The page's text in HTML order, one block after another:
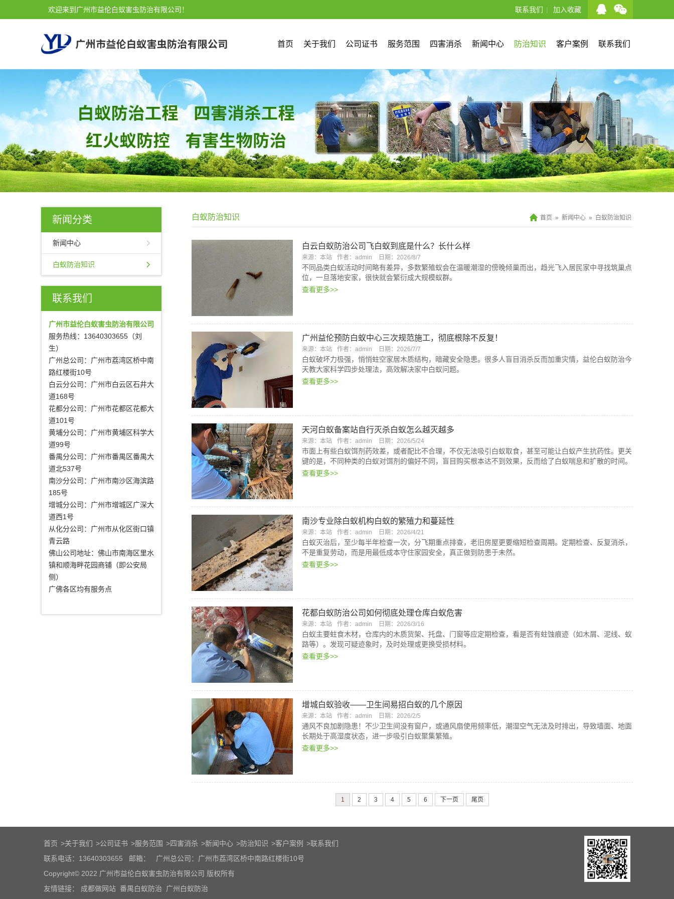
欢迎来到广州市益伦白蚁害虫防治有限公司！ 联系我们 | 加入收藏
首页 关于我们 公司证书 服务范围 四害消杀 新闻中心 防治知识 客户案例 联系我们
新闻分类
新闻中心
白蚁防治知识
联系我们
广州市益伦白蚁害虫防治有限公司
服务热线：13640303655（刘
生）
广州总公司：广州市荔湾区桥中南
路红楼街10号
白云分公司：广州市白云区石井大
道168号
花都分公司：广州市花都区花都大
道101号
黄埔分公司：广州市黄埔区科学大
道99号
番禺分公司：广州市番禺区番禺大
道北537号
南沙分公司：广州市南沙区海滨路
185号
增城分公司：广州市增城区广深大
道西1号
从化分公司：广州市从化区街口镇
青云路
佛山公司地址：佛山市南海区里水
镇和顺海畔花园商铺（即公安局
侧）
广佛各区均有服务点
白蚁防治知识 首页 » 新闻中心 » 白蚁防治知识
白云白蚁防治公司飞白蚁到底是什么？长什么样
来源：本站 作者：admin 日期：2026/8/7
不同品类白蚁活动时间略有差异，多数繁殖蚁会在温暖潮湿的傍晚倾巢而出，趋光飞入居民家中寻找筑巢点
位，一旦落地安家，很快就会繁衍成大规模蚁群。
查看更多>>
广州益伦预防白蚁中心三次规范施工，彻底根除不反复！
来源：本站 作者：admin 日期：2026/7/7
白蚁破坏力极强，悄悄蛀空家居木质结构，暗藏安全隐患。很多人盲目消杀反而加重灾情，益伦白蚁防治今
天教大家科学四步处理法，高效解决家中白蚁问题。
查看更多>>
天河白蚁备案站自行灭杀白蚁怎么越灭越多
来源：本站 作者：admin 日期：2026/5/24
市面上有些白蚁饵剂药效差，或者配比不合理，不仅无法吸引白蚁取食，甚至可能让白蚁产生抗药性。更关
键的是，不同种类的白蚁对饵剂的偏好不同，盲目购买根本达不到效果，反而给了白蚁喘息和扩散的时间。
查看更多>>
南沙专业除白蚁机构白蚁的繁殖力和蔓延性
来源：本站 作者：admin 日期：2026/4/21
白蚁灭治后，至少每半年检查一次，分飞期重点排查，老旧房屋更要缩短检查周期。定期检查、反复消杀，
不是重复劳动，而是用最低成本守住家园安全，真正做到防患于未然。
查看更多>>
花都白蚁防治公司如何彻底处理仓库白蚁危害
来源：本站 作者：admin 日期：2026/3/16
白蚁主要蛀食木材，仓库内的木质货架、托盘、门窗等应定期检查，看是否有蛀蚀痕迹（如木屑、泥线、蚁
路等）。发现可疑迹象时，及时处理或更换受损材料。
查看更多>>
增城白蚁验收——卫生间易招白蚁的几个原因
来源：本站 作者：admin 日期：2026/2/5
通风不良加剧隐患！不少卫生间没有窗户，或通风扇使用频率低，潮湿空气无法及时排出，导致墙面、地面
长期处于高湿度状态，进一步吸引白蚁聚集繁殖。
查看更多>>
1 2 3 4 5 6 下一页 尾页
首页 >关于我们 >公司证书 >服务范围 >四害消杀 >新闻中心 >防治知识 >客户案例 >联系我们
联系电话：13640303655
邮箱：
广州总公司：广州市荔湾区桥中南路红楼街10号
Copyright© 2022 广州市益伦白蚁害虫防治有限公司 版权所有
友情链接：
成都做网站 番禺白蚁防治 广州白蚁防治